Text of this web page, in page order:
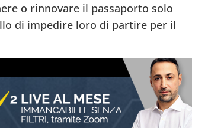
o rinnovare il passaporto solo
di impedire loro di partire per il